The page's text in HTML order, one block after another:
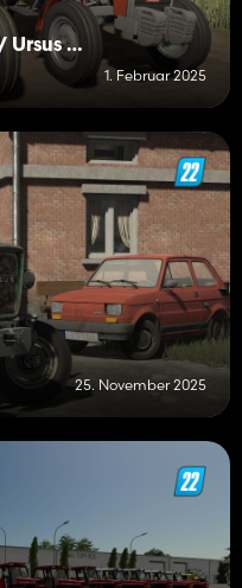
Massey Ferguson 235, 255 / Ursus 2812, 3512
1. Februar 2025
25. November 2025